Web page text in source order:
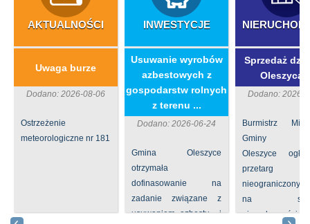
AKTUALNOŚCI
Uwaga burze
Dodano: 2026-08-06
Ostrzeżenie
meteorologiczne nr 181
INWESTYCJE
​Usuwanie wyrobów
azbestowych z
gospodarstw rolnych
z terenu ...
Dodano: 2026-06-24
Gmina Oleszyce
otrzymała
dofinasowanie na
zadanie związane z
usuwaniem azbestu i
Sprzedaż
Dodano: 2026-
Burmistrz
Gminy
Oleszyce
przetarg
nieograniczony
na
nieruchomości nr